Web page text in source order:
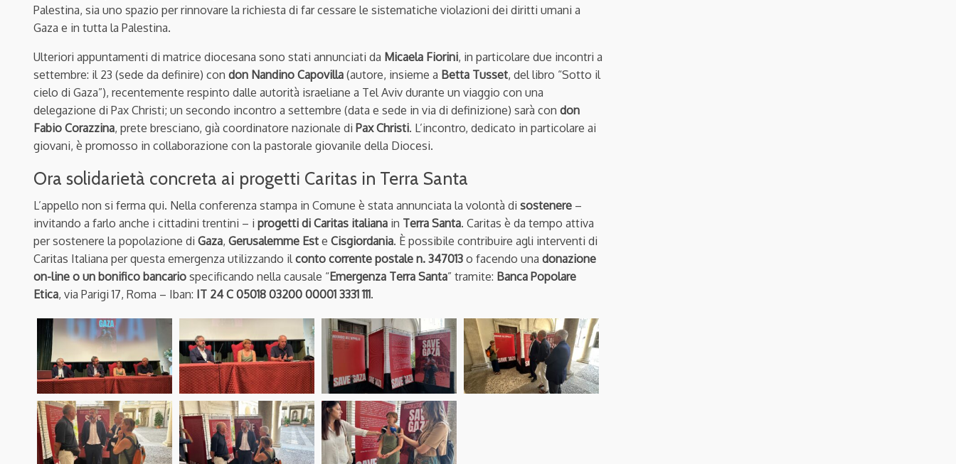
Palestina, sia uno spazio per rinnovare la richiesta di far cessare le sistematiche violazioni dei diritti umani a
Gaza e in tutta la Palestina.
Ulteriori appuntamenti di matrice diocesana sono stati annunciati da Micaela Fiorini, in particolare due incontri a
settembre: il 23 (sede da definire) con don Nandino Capovilla (autore, insieme a Betta Tusset, del libro “Sotto il
cielo di Gaza”), recentemente respinto dalle autorità israeliane a Tel Aviv durante un viaggio con una
delegazione di Pax Christi; un secondo incontro a settembre (data e sede in via di definizione) sarà con don
Fabio Corazzina, prete bresciano, già coordinatore nazionale di Pax Christi. L’incontro, dedicato in particolare ai
giovani, è promosso in collaborazione con la pastorale giovanile della Diocesi.
Ora solidarietà concreta ai progetti Caritas in Terra Santa
L’appello non si ferma qui. Nella conferenza stampa in Comune è stata annunciata la volontà di sostenere –
invitando a farlo anche i cittadini trentini – i progetti di Caritas italiana in Terra Santa. Caritas è da tempo attiva
per sostenere la popolazione di Gaza, Gerusalemme Est e Cisgiordania. È possibile contribuire agli interventi di
Caritas Italiana per questa emergenza utilizzando il conto corrente postale n. 347013 o facendo una donazione
on-line o un bonifico bancario specificando nella causale “Emergenza Terra Santa” tramite: Banca Popolare
Etica, via Parigi 17, Roma – Iban: IT 24 C 05018 03200 00001 3331 111.